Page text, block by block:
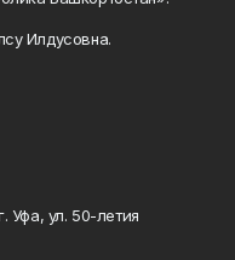
Илдусовна.
Уфа, ул. 50-летия